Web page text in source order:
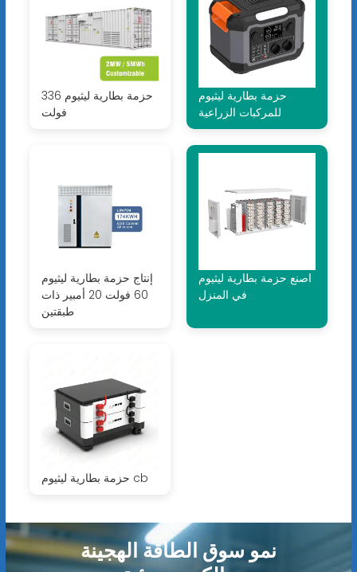
حزمة بطارية ليثيوم 336
فولت
حزمة بطارية ليثيوم
للمركبات الزراعية
إنتاج حزمة بطارية ليثيوم
60 فولت 20 أمبير ذات
طبقتين
اصنع حزمة بطارية ليثيوم
في المنزل
حزمة بطارية ليثيوم cb
نمو سوق الطاقة الهجينة